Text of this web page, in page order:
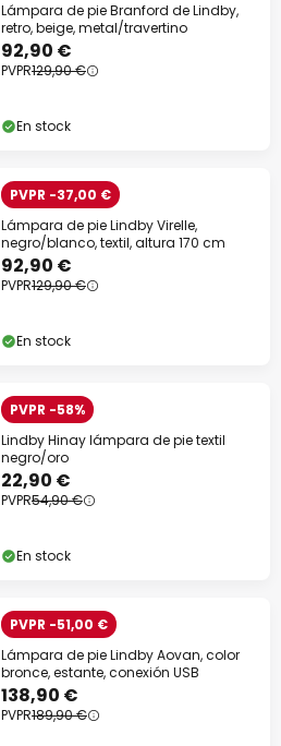
Lámpara de pie Branford de Lindby,
retro, beige, metal/travertino
92,90 €
PVPR129,90 €
En stock
PVPR -37,00 €
Lámpara de pie Lindby Virelle,
negro/blanco, textil, altura 170 cm
92,90 €
PVPR129,90 €
En stock
PVPR -58%
Lindby Hinay lámpara de pie textil
negro/oro
22,90 €
PVPR54,90 €
En stock
PVPR -51,00 €
Lámpara de pie Lindby Aovan, color
bronce, estante, conexión USB
138,90 €
PVPR189,90 €